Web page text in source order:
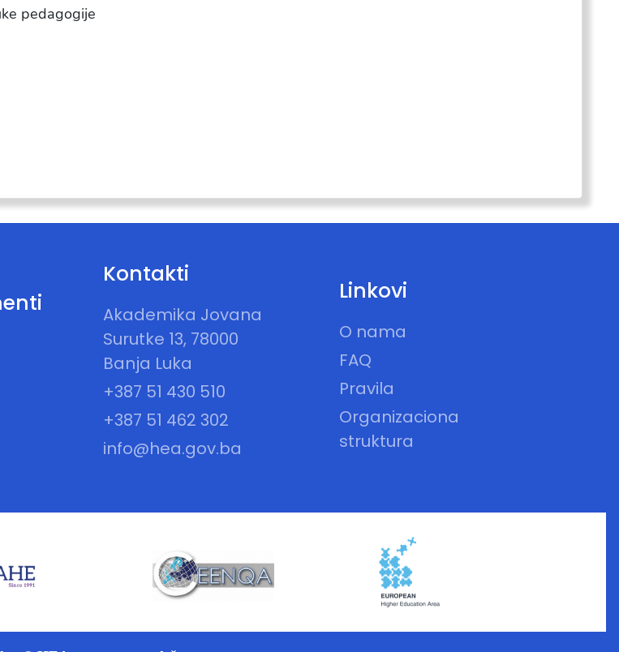
pedagogije
Kontakti
Akademika Jovana
Surutke 13, 78000
Banja Luka
+387 51 430 510
+387 51 462 302
info@hea.gov.ba
Linkovi
O nama
FAQ
Pravila
Organizaciona
struktura